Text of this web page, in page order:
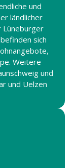
und
ländlicher
Lüneburger
sich
Weitere
und
und Uelzen